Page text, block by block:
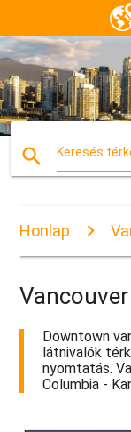
search Keresés
Honlap
Downtown
látnivalók
nyomtatás.
Columbia -